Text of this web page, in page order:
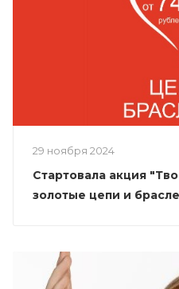
29 ноября 2024
Стартовала акция
золотые цепи и